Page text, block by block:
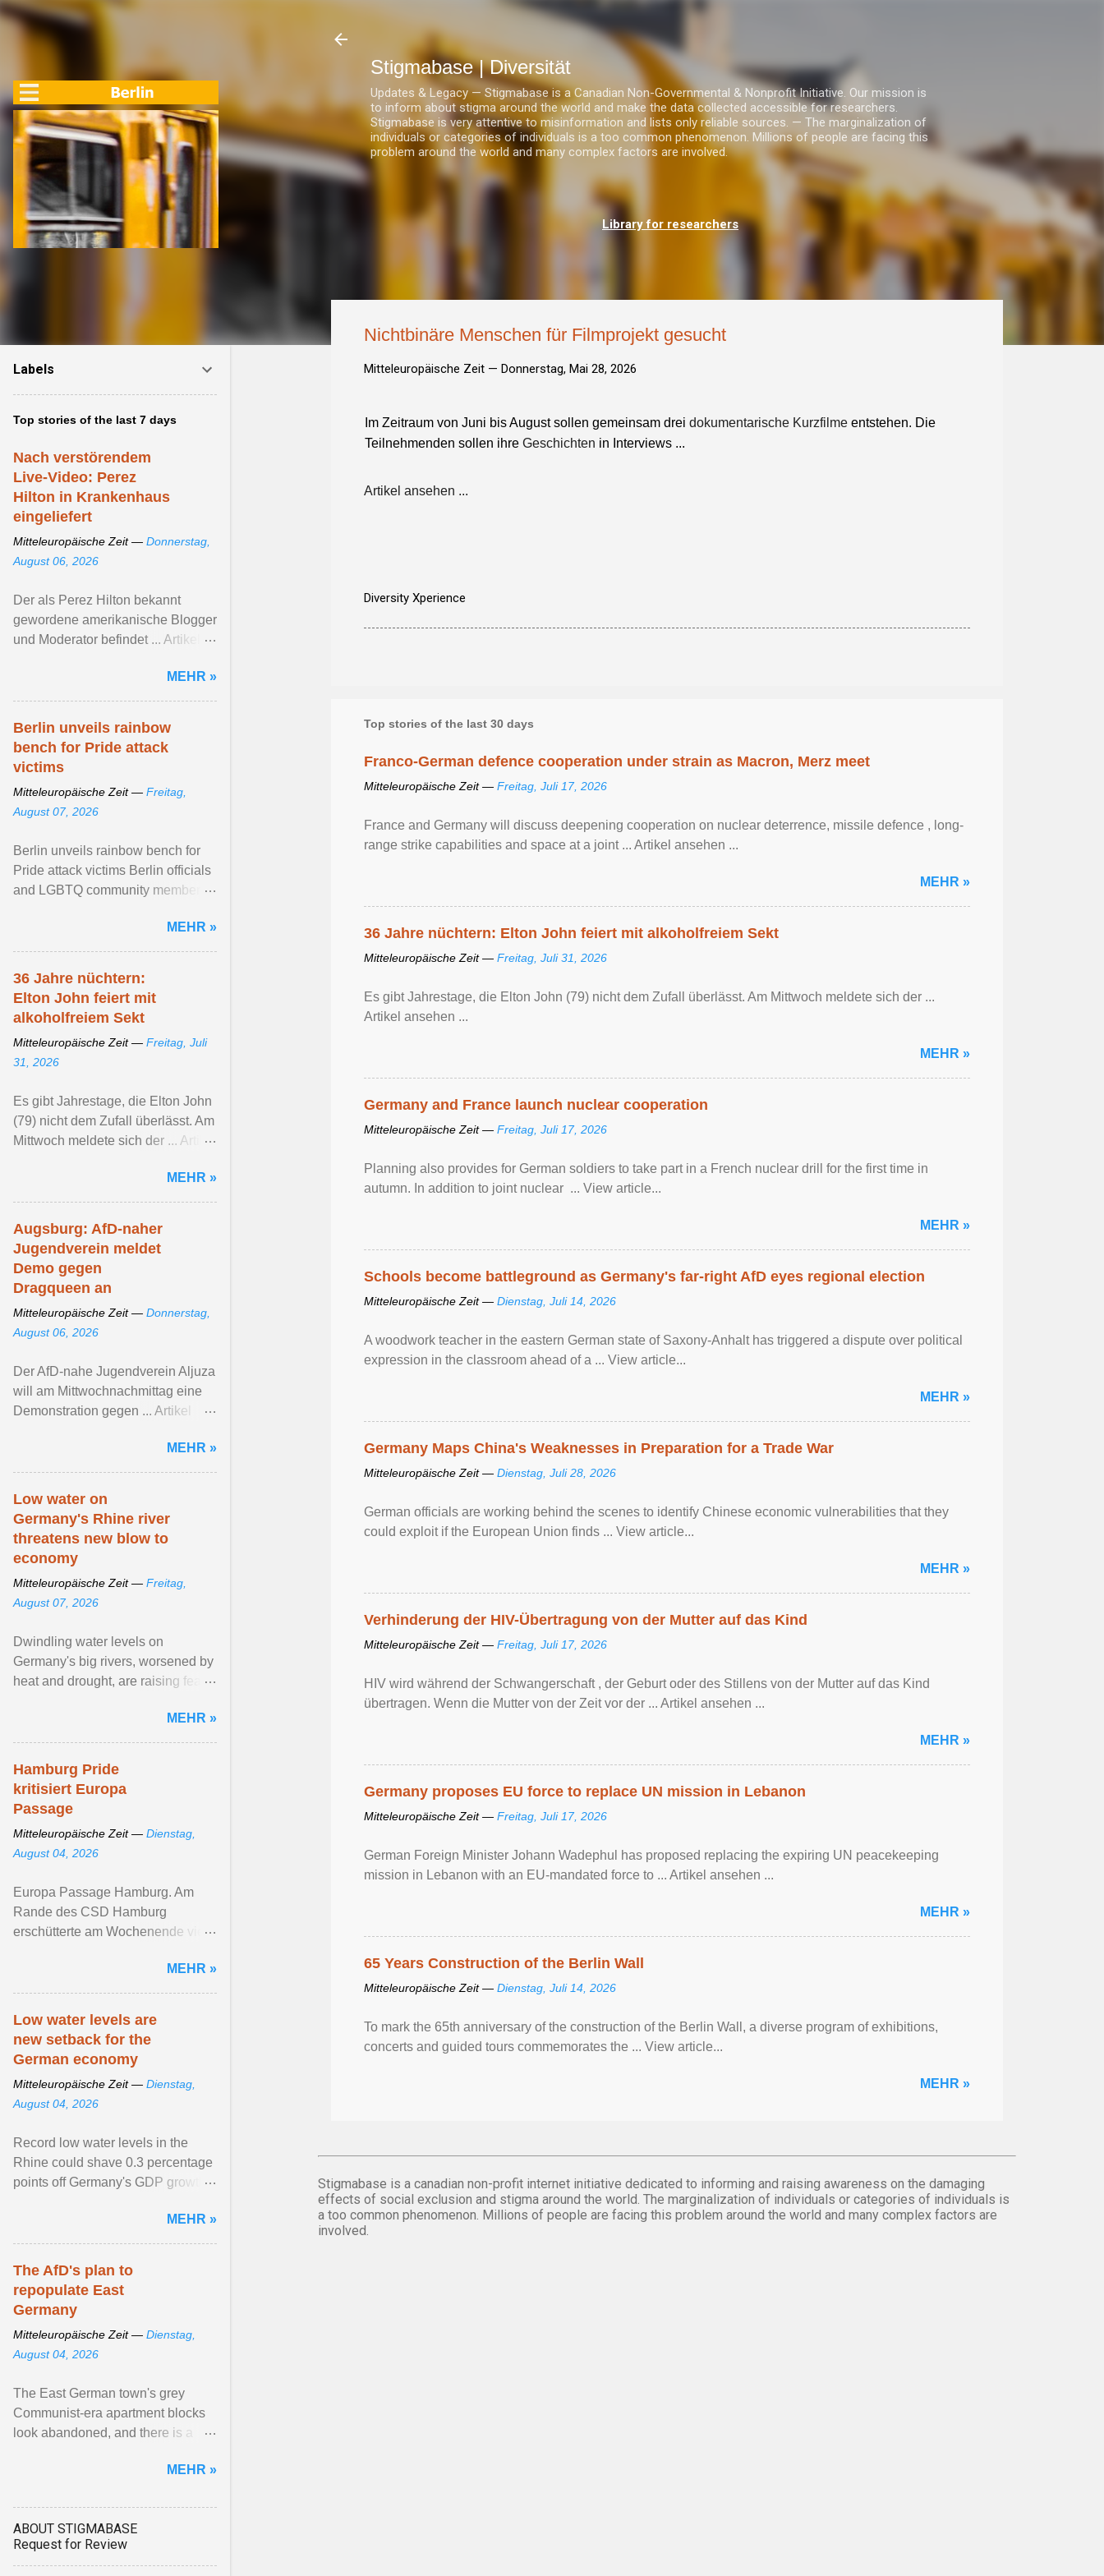
Direkt zum Hauptbereich
Stigmabase | Diversität
Updates & Legacy — Stigmabase is a Canadian Non-Governmental & Nonprofit Initiative. Our mission is
to inform about stigma around the world and make the data collected accessible for researchers.
Stigmabase is very attentive to misinformation and lists only reliable sources. — The marginalization of
individuals or categories of individuals is a too common phenomenon. Millions of people are facing this
problem around the world and many complex factors are involved.
Library for researchers
Nichtbinäre Menschen für Filmprojekt gesucht
Mitteleuropäische Zeit — Donnerstag, Mai 28, 2026
Im Zeitraum von Juni bis August sollen gemeinsam drei dokumentarische Kurzfilme entstehen. Die
Teilnehmenden sollen ihre Geschichten in Interviews ...
Artikel ansehen ...
Diversity Xperience
Top stories of the last 30 days
Franco-German defence cooperation under strain as Macron, Merz meet
Mitteleuropäische Zeit — Freitag, Juli 17, 2026
France and Germany will discuss deepening cooperation on nuclear ‌deterrence, missile defence , long-
range strike capabilities and space at a joint ... Artikel ansehen ...
MEHR »
36 Jahre nüchtern: Elton John feiert mit alkoholfreiem Sekt
Mitteleuropäische Zeit — Freitag, Juli 31, 2026
Es gibt Jahrestage, die Elton John (79) nicht dem Zufall überlässt. Am Mittwoch meldete sich der ...
Artikel ansehen ...
MEHR »
Germany and France launch nuclear cooperation
Mitteleuropäische Zeit — Freitag, Juli 17, 2026
Planning also provides for German soldiers to take part in a French nuclear drill for the first time in
autumn. In addition to joint nuclear ... View article...
MEHR »
Schools become battleground as Germany's far-right AfD eyes regional election
Mitteleuropäische Zeit — Dienstag, Juli 14, 2026
A woodwork teacher in the eastern German state of Saxony-Anhalt has triggered a dispute over political
expression in the classroom ahead of a ... View article...
MEHR »
Germany Maps China's Weaknesses in Preparation for a Trade War
Mitteleuropäische Zeit — Dienstag, Juli 28, 2026
German officials are working behind the scenes to identify Chinese economic vulnerabilities that they
could exploit if the European Union finds ... View article...
MEHR »
Verhinderung der HIV-Übertragung von der Mutter auf das Kind
Mitteleuropäische Zeit — Freitag, Juli 17, 2026
HIV wird während der Schwangerschaft , der Geburt oder des Stillens von der Mutter auf das Kind
übertragen. Wenn die Mutter von der Zeit vor der ... Artikel ansehen ...
MEHR »
Germany proposes EU force to replace UN mission in Lebanon
Mitteleuropäische Zeit — Freitag, Juli 17, 2026
German Foreign Minister Johann Wadephul has proposed replacing the expiring UN peacekeeping
mission ​in Lebanon with an EU-mandated force ‌to ... Artikel ansehen ...
MEHR »
65 Years Construction of the Berlin Wall
Mitteleuropäische Zeit — Dienstag, Juli 14, 2026
To mark the 65th anniversary of the construction of the Berlin Wall, a diverse program of exhibitions,
concerts and guided tours commemorates the ... View article...
MEHR »
Stigmabase is a canadian non-profit internet initiative dedicated to informing and raising awareness on the damaging
effects of social exclusion and stigma around the world. The marginalization of individuals or categories of individuals is
a too common phenomenon. Millions of people are facing this problem around the world and many complex factors are
involved.
Labels
Top stories of the last 7 days
Nach verstörendem
Live-Video: Perez
Hilton in Krankenhaus
eingeliefert
Mitteleuropäische Zeit — Donnerstag,
August 06, 2026
Der als Perez Hilton bekannt
gewordene amerikanische Blogger
und Moderator befindet ... Artikel
MEHR »
Berlin unveils rainbow
bench for Pride attack
victims
Mitteleuropäische Zeit — Freitag,
August 07, 2026
Berlin unveils rainbow bench for
Pride attack victims Berlin officials
and LGBTQ community members
maple tree ... View article...MEHR »
36 Jahre nüchtern:
Elton John feiert mit
alkoholfreiem Sekt
Mitteleuropäische Zeit — Freitag, Juli
31, 2026
Es gibt Jahrestage, die Elton John
(79) nicht dem Zufall überlässt. Am
Mittwoch meldete sich der ... Artikel
MEHR »
Augsburg: AfD-naher
Jugendverein meldet
Demo gegen
Dragqueen an
Mitteleuropäische Zeit — Donnerstag,
August 06, 2026
Der AfD-nahe Jugendverein Aljuza
will am Mittwochnachmittag eine
Demonstration gegen ... Artikel
MEHR »
Low water on
Germany's Rhine river
threatens new blow to
economy
Mitteleuropäische Zeit — Freitag,
August 07, 2026
Dwindling water levels on
Germany's big rivers, worsened by
heat and drought, are raising fears
cargo traffic may ... View article...
MEHR »
Hamburg Pride
kritisiert Europa
Passage
Mitteleuropäische Zeit — Dienstag,
August 04, 2026
Europa Passage Hamburg. Am
Rande des CSD Hamburg
erschütterte am Wochenende viele
MEHR »
Low water levels are
new setback for the
German economy
Mitteleuropäische Zeit — Dienstag,
August 04, 2026
Record low water levels in the
Rhine could shave 0.3 percentage
points off Germany's GDP growth
MEHR »
The AfD's plan to
repopulate East
Germany
Mitteleuropäische Zeit — Dienstag,
August 04, 2026
The East German town's grey
Communist-era apartment blocks
look abandoned, and there is a
square. “We call Dessau the ...MEHR »
ABOUT STIGMABASE
Request for Review